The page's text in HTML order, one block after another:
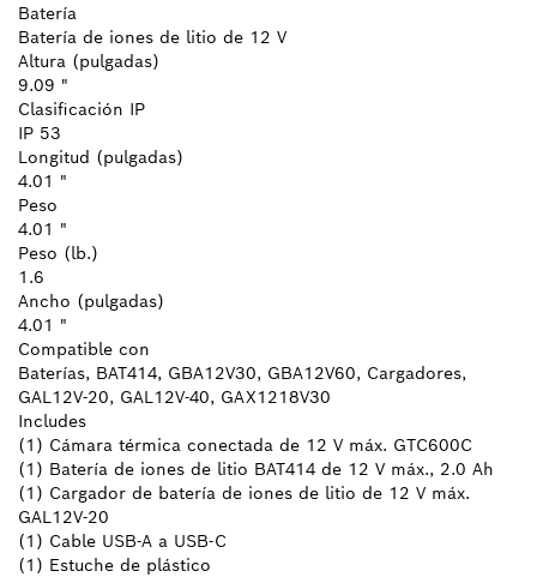
Batería
Batería de iones de litio de 12 V
Altura (pulgadas)
9.09 "
Clasificación IP
IP 53
Longitud (pulgadas)
4.01 "
Peso
4.01 "
Peso (lb.)
1.6
Ancho (pulgadas)
4.01 "
Compatible con
Baterías, BAT414, GBA12V30, GBA12V60, Cargadores,
GAL12V-20, GAL12V-40, GAX1218V30
Includes
(1) Cámara térmica conectada de 12 V máx. GTC600C
(1) Batería de iones de litio BAT414 de 12 V máx., 2.0 Ah
(1) Cargador de batería de iones de litio de 12 V máx.
GAL12V-20
(1) Cable USB-A a USB-C
(1) Estuche de plástico